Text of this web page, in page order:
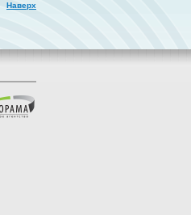
Наверх